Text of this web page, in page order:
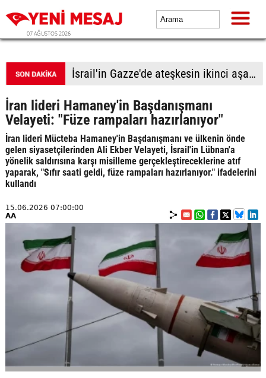
07 AĞUSTOS 2026
İsrail'in Gazze'de ateşkesin ikinci aşamasının uygulanmasına ilişkin yeni yol haritasını reddettiği bildirildi
İran lideri Hamaney'in Başdanışmanı
Velayeti: "Füze rampaları hazırlanıyor"
İran lideri Mücteba Hamaney'in Başdanışmanı ve ülkenin önde
gelen siyasetçilerinden Ali Ekber Velayeti, İsrail'in Lübnan'a
yönelik saldırısına karşı misilleme gerçekleştireceklerine atıf
yaparak, "Sıfır saati geldi, füze rampaları hazırlanıyor." ifadelerini
kullandı
15.06.2026 07:00:00
AA